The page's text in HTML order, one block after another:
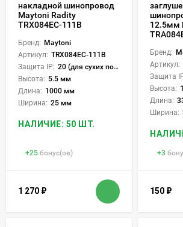
накладной шинопровод
Maytoni Radity
TRX084EC-111B
Бренд: Maytoni
Артикул: TRX084EC-111B
Защита IP: 20 (для сухих пом.)
Высота: 5.5 мм
Длина: 1000 мм
Ширина: 25 мм
НАЛИЧИЕ: 50 ШТ.
+25 бонус(ов)
1 270 ₽
12.5мм
Бренд:
Артикул:
Защита
Высота:
Длина:
Ширина:
+3
150 ₽